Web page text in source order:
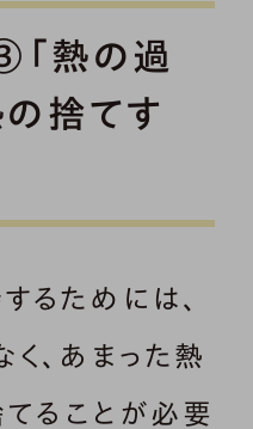
熱の過
の捨てす
るためには、
、あまった熱
ることが必要